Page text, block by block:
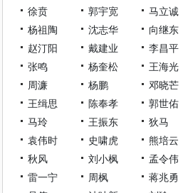
徐贲
郭宇宽
马立诚
杨祖陶
沈志华
向继东
赵汀阳
戴建业
李昌平
张鸣
杨奎松
王海光
周濂
杨鹏
邓晓芒
王缉思
陈奉孝
郭世佑
马玲
王振东
狄马
袁伟时
史啸虎
熊培云
秋风
刘小枫
孟令伟
雷一宁
周枫
蒋兆勇